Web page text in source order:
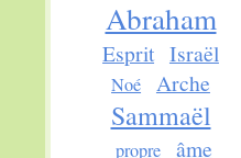
Abraham
Esprit Israël
Noé Arche
Sammaël
propre
âme